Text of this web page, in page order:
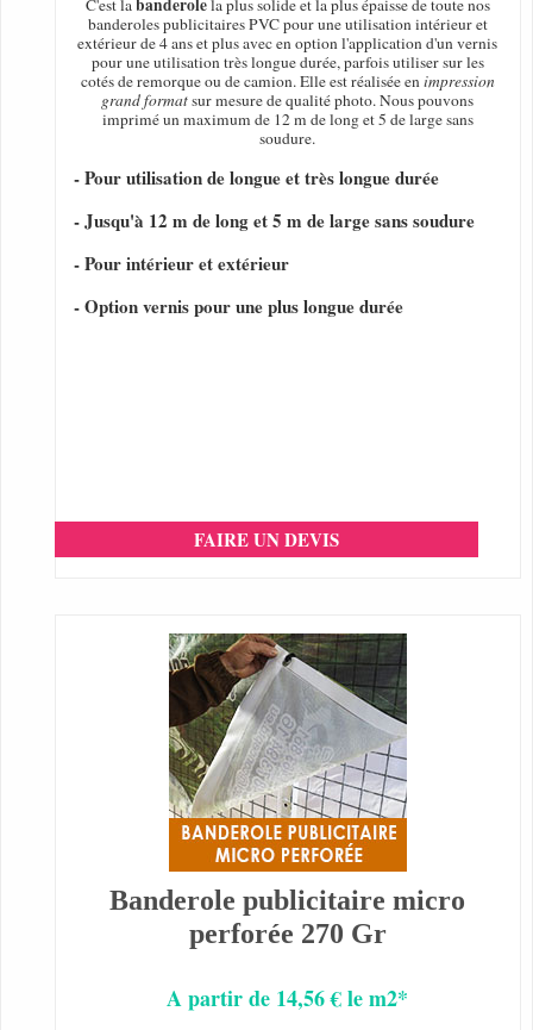
C'est labanderolela plus solide et la plus épaisse de toute nos
banderoles publicitaires PVC pour une utilisation intérieur et
extérieur de 4 ans et plus avec en option l'application d'un vernis
pour une utilisation très longue durée, parfois utiliser sur les
cotés de remorque ou de camion. Elle est réalisée enimpression
grand formatsur mesure de qualité photo. Nous pouvons
imprimé un maximum de 12 m de long et 5 de large sans
soudure.
- Pour utilisation de longue et très longue durée
- Jusqu'à 12 m de long et 5 m de large sans soudure
- Pour intérieur et extérieur
- Option vernis pour une plus longue durée
FAIRE UN DEVIS
Banderole publicitaire micro
perforée 270 Gr
A partir de 14,56 € le m2*